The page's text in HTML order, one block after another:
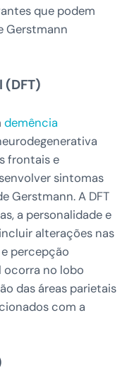
que podem
Gerstmann
demência
frontais e
sintomas
Gerstmann. A DFT
a personalidade e
alterações nas
percepção
ocorra no lobo
das áreas parietais
com a